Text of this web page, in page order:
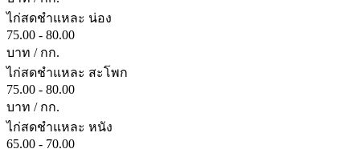
ไก่สดชำแหละ น่อง
75.00 - 80.00
บาท / กก.
ไก่สดชำแหละ สะโพก
75.00 - 80.00
บาท / กก.
ไก่สดชำแหละ หนัง
65.00 - 70.00